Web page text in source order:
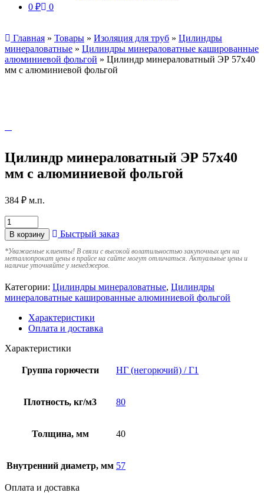
0 ₽ 0
Главная » Товары » Изоляция для труб » Цилиндры
минераловатные » Цилиндры минераловатные кашированные
алюминиевой фольгой » Цилиндр минераловатный ЭР 57х40
мм с алюминиевой фольгой
Цилиндр минераловатный ЭР 57х40
мм с алюминиевой фольгой
384 ₽ м.п.
В корзину Быстрый заказ
*Уважаемые клиенты! В связи с высокой волатильностью закупочных цен на
металлопрокат цены в прайсе на сайте могут отличаться. Актуальные цены и
наличие уточняйте у менеджеров.
Категории: Цилиндры минераловатные, Цилиндры
минераловатные кашированные алюминиевой фольгой
Характеристики
Оплата и доставка
Характеристики
Группа горючести НГ (негорючий) / Г1
Плотность, кг/м3 80
Толщина, мм 40
Внутренний диаметр, мм 57
Оплата и доставка